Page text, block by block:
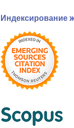
Индексирование